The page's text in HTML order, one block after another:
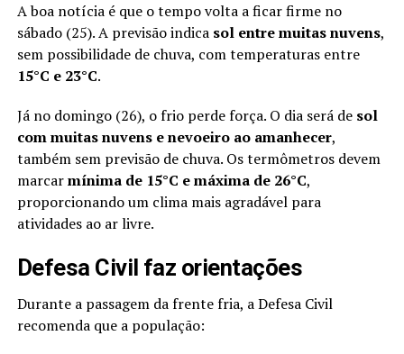
A boa notícia é que o tempo volta a ficar firme no
sábado (25). A previsão indica sol entre muitas nuvens,
sem possibilidade de chuva, com temperaturas entre
15°C e 23°C.
Já no domingo (26), o frio perde força. O dia será de sol
com muitas nuvens e nevoeiro ao amanhecer,
também sem previsão de chuva. Os termômetros devem
marcarmínima de 15°C e máxima de 26°C,
proporcionando um clima mais agradável para
atividades ao ar livre.
Defesa Civil faz orientações
Durante a passagem da frente fria, a Defesa Civil
recomenda que a população: